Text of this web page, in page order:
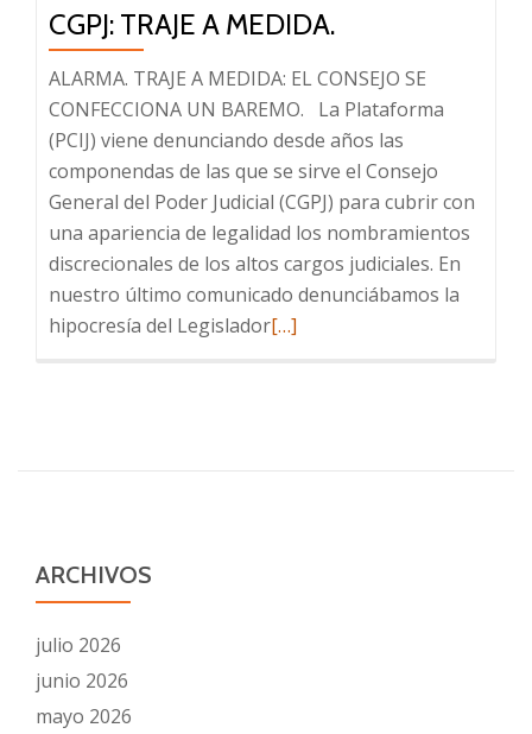
CGPJ: TRAJE A MEDIDA.
ALARMA. TRAJE A MEDIDA: EL CONSEJO SE
CONFECCIONA UN BAREMO. La Plataforma
(PCIJ) viene denunciando desde años las
componendas de las que se sirve el Consejo
General del Poder Judicial (CGPJ) para cubrir con
una apariencia de legalidad los nombramientos
discrecionales de los altos cargos judiciales. En
nuestro último comunicado denunciábamos la
hipocresía del LegisladorLeer
del
[…]
ARCHIVOS
julio 2026
junio 2026
mayo 2026